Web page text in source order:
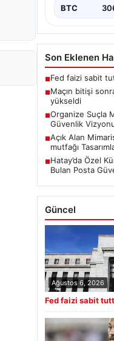
BTC
Son Eklenen
■Fed faizi sabit
■Maçın bitişi
yükseldi
■Organize Suçla
Güvenlik
■Açık Alan
mutfağı
■Hatay’da Özel
Bulan Posta
Güncel
Ağustos 6, 2026
Fed faizi sabit